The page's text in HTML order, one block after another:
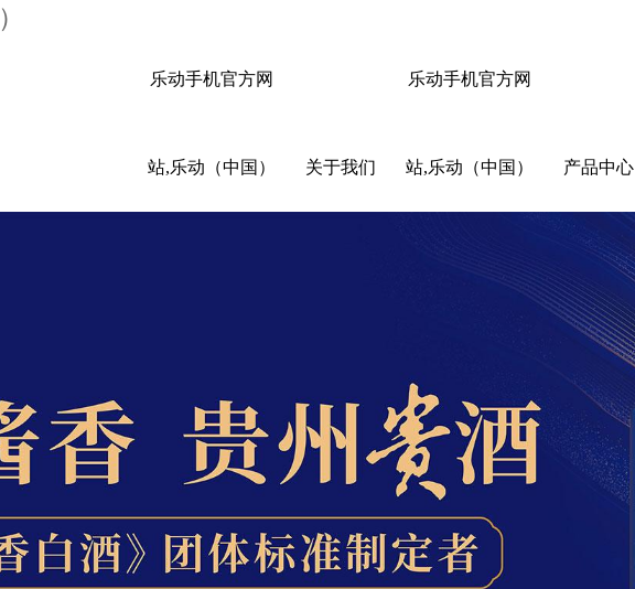
乐动手机官方网
站,乐动（中国） 关于我们
乐动手机官方网
站,乐动（中国） 产品中心